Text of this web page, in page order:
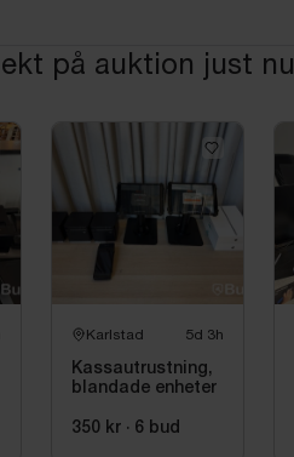
på auktion just nu
Karlstad 5d 3h
Kassautrustning,
blandade enheter
350 kr · 6 bud